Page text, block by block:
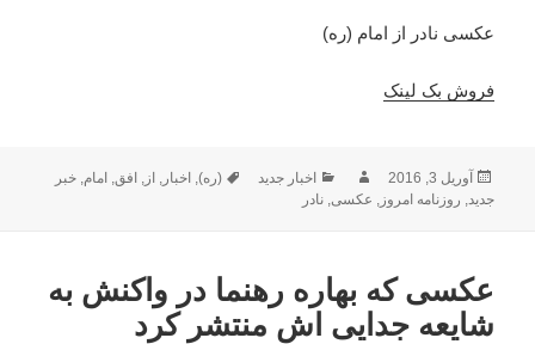
عکسی نادر از امام (ره)
فروش بک لینک
ارسال
شده
آوریل 3, 2016 نویسندهدسته‌ها
اخبار جدید برچسب‌ها
(ره), اخبار, از, افق, امام,خبر
جدید, روزنامه امروز, عکسی,نادر
عکسی که بهاره رهنما در واکنش به
شایعه جدایی اش منتشر کرد